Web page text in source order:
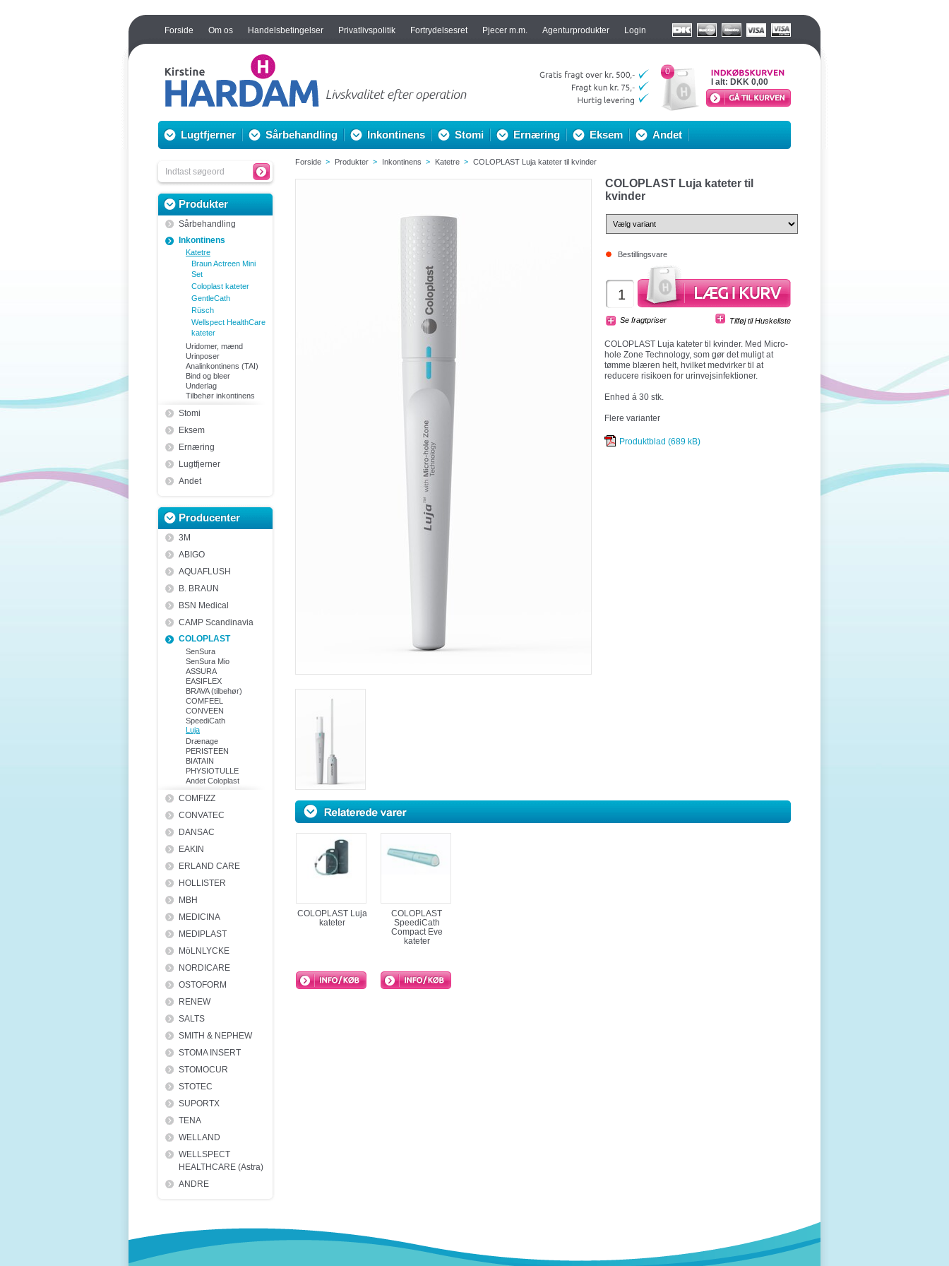
Forside Om os Handelsbetingelser Privatlivspolitik Fortrydelsesret Pjecer m.m. Agenturprodukter Login
Lugtfjerner Sårbehandling Inkontinens Stomi Ernæring Eksem Andet
0
I alt: DKK 0,00
Produkter
Sårbehandling
Inkontinens
Katetre
Braun Actreen Mini
Set
Coloplast kateter
GentleCath
Rüsch
Wellspect HealthCare
kateter
Uridomer, mænd
Urinposer
Analinkontinens (TAI)
Bind og bleer
Underlag
Tilbehør inkontinens
Stomi
Eksem
Ernæring
Lugtfjerner
Andet
Producenter
3M
ABIGO
AQUAFLUSH
B. BRAUN
BSN Medical
CAMP Scandinavia
COLOPLAST
SenSura
SenSura Mio
ASSURA
EASIFLEX
BRAVA (tilbehør)
COMFEEL
CONVEEN
SpeediCath
Luja
Drænage
PERISTEEN
BIATAIN
PHYSIOTULLE
Andet Coloplast
COMFIZZ
CONVATEC
DANSAC
EAKIN
ERLAND CARE
HOLLISTER
MBH
MEDICINA
MEDIPLAST
MöLNLYCKE
NORDICARE
OSTOFORM
RENEW
SALTS
SMITH & NEPHEW
STOMA INSERT
STOMOCUR
STOTEC
SUPORTX
TENA
WELLAND
WELLSPECT
HEALTHCARE (Astra)
ANDRE
Forside Produkter Inkontinens Katetre COLOPLAST Luja kateter til kvinder
COLOPLAST Luja kateter til
kvinder
Bestillingsvare
Se fragtpriser
COLOPLAST Luja kateter til kvinder. Med Micro-
hole Zone Technology, som gør det muligt at
tømme blæren helt, hvilket medvirker til at
reducere risikoen for urinvejsinfektioner.
Enhed á 30 stk.
Flere varianter
Produktblad (689 kB)
COLOPLAST Luja
kateter
COLOPLAST
SpeediCath
Compact Eve
kateter